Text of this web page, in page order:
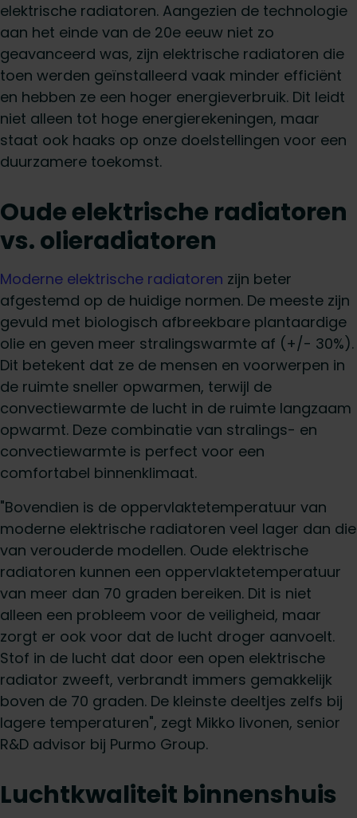
elektrische radiatoren. Aangezien de technologie
aan het einde van de 20e eeuw niet zo
geavanceerd was, zijn elektrische radiatoren die
toen werden geïnstalleerd vaak minder efficiënt
en hebben ze een hoger energieverbruik. Dit leidt
niet alleen tot hoge energierekeningen, maar
staat ook haaks op onze doelstellingen voor een
duurzamere toekomst.
Oude elektrische radiatoren
vs. olieradiatoren
Moderne elektrische radiatoren zijn beter
afgestemd op de huidige normen. De meeste zijn
gevuld met biologisch afbreekbare plantaardige
olie en geven meer stralingswarmte af (+/- 30%).
Dit betekent dat ze de mensen en voorwerpen in
de ruimte sneller opwarmen, terwijl de
convectiewarmte de lucht in de ruimte langzaam
opwarmt. Deze combinatie van stralings- en
convectiewarmte is perfect voor een
comfortabel binnenklimaat.
"Bovendien is de oppervlaktetemperatuur van
moderne elektrische radiatoren veel lager dan die
van verouderde modellen. Oude elektrische
radiatoren kunnen een oppervlaktetemperatuur
van meer dan 70 graden bereiken. Dit is niet
alleen een probleem voor de veiligheid, maar
zorgt er ook voor dat de lucht droger aanvoelt.
Stof in de lucht dat door een open elektrische
radiator zweeft, verbrandt immers gemakkelijk
boven de 70 graden. De kleinste deeltjes zelfs bij
lagere temperaturen", zegt Mikko Iivonen, senior
R&D advisor bij Purmo Group.
Luchtkwaliteit binnenshuis